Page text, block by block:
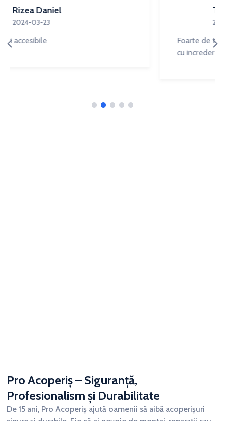
Foarte de treaba. Si calitate maxima. Mergeti
4 5
Pro Acoperiș – Siguranță,
Profesionalism și Durabilitate
De 15 ani, Pro Acoperiș ajută oamenii să aibă acoperișuri